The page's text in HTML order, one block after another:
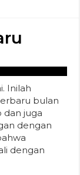
Inilah
bulan
dan juga
dengan
dengan